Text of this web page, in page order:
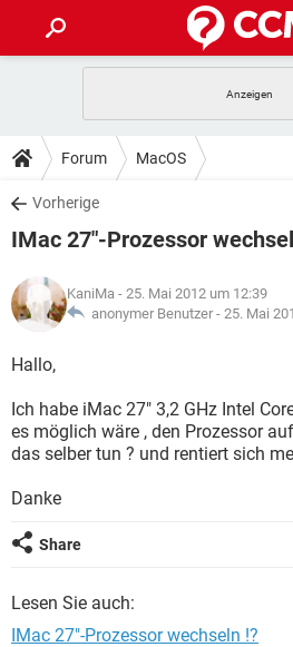
ANDROID
WINDOWS 10
WHATSAPP
FACEBOOK
TIPPS & TRICKS
SPIELE
WHATSAPP
DOWNLOADS
SPIELE
ANDROID
WINDOWS 10
WHATSAPP
SPIELE
WINDOWS 10
WHATSAPP
FACEBOOK
LEXIKON
SPIELE
WINDOWS 10
FACEBOOK
Forum MacOS
Vorherige
IMac 27"-Prozessor
KaniMa - 25. Mai 2012 um 12:39
anonymer Benutzer - 25. Mai
Hallo,
Ich habe iMac 27" 3,2 GHz Intel
es möglich wäre , den Prozessor
das selber tun ? und rentiert sich
Danke
Share
Lesen Sie auch:
IMac 27"-Prozessor wechseln !?